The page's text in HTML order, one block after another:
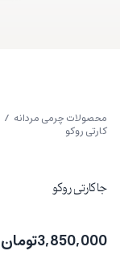
محصولات چرمی مردانه /
کارتی روکو
جا کارتی روکو
3,850,000تومان